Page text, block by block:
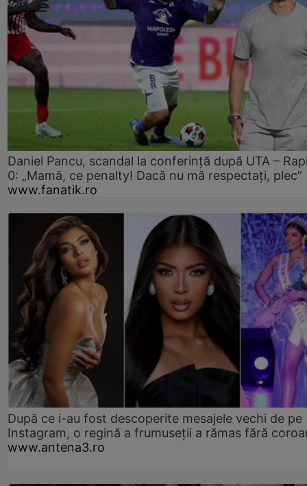
Daniel Pancu, scandal la conferință după UTA –
0: „Mamă, ce penalty! Dacă nu mă respectați, plec”
www.fanatik.ro
După ce i-au fost descoperite mesajele vechi de pe
Instagram, o regină a frumuseții a rămas fără
www.antena3.ro